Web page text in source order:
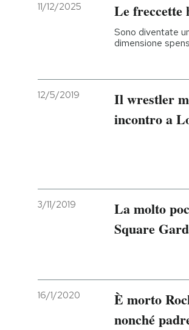
11/12/2025 Le freccette
Sono diventate
dimensione
12/5/2019
Il wrestler
incontro a
3/11/2019
La molto
Square
16/1/2020
È morto
nonché